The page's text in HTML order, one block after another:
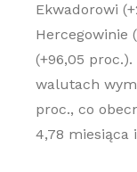
Ekwadorowi
Hercegowinie
(+96,05
walutach
proc., co
4,78 miesiąca